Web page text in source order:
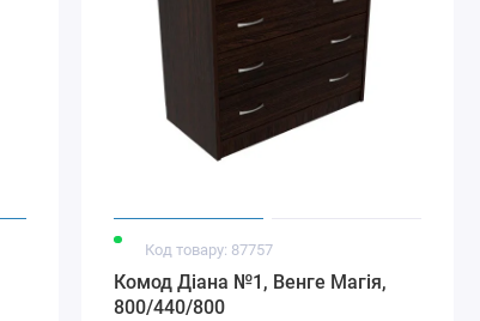
Код товару: 87757
Комод Діана №1, Венге Магія,
800/440/800